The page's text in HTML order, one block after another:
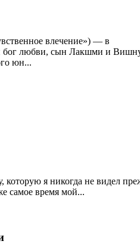
влечение») — в
бог любви, сын Лакшми и
юн...
которую я никогда не видел
самое время мой...